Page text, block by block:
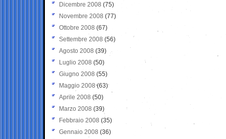
Dicembre 2008 (75)
Novembre 2008 (77)
Ottobre 2008 (67)
Settembre 2008 (56)
Agosto 2008 (39)
Luglio 2008 (50)
Giugno 2008 (55)
Maggio 2008(63)
Aprile 2008 (50)
Marzo 2008 (39)
Febbraio 2008 (35)
Gennaio 2008 (36)